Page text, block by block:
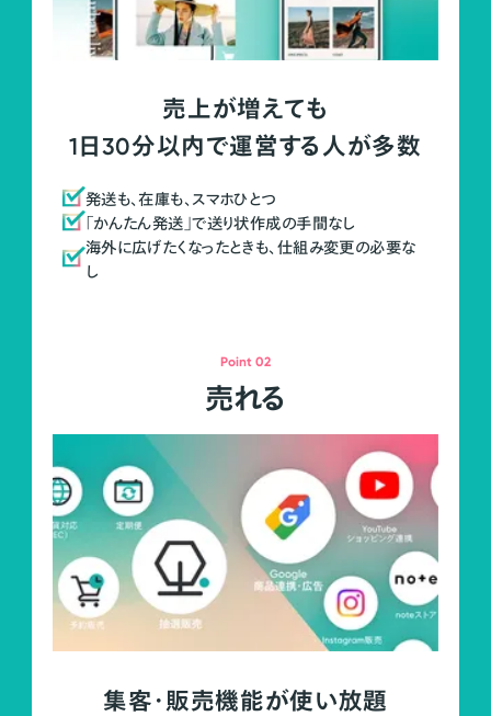
売上が増えても
1日30分以内で運営する人が多数
発送も、在庫も、スマホひとつ
「かんたん発送」で送り状作成の手間なし
海外に広げたくなったときも、仕組み変更の必要な
し
Point 02
売れる
集客・販売機能が使い放題